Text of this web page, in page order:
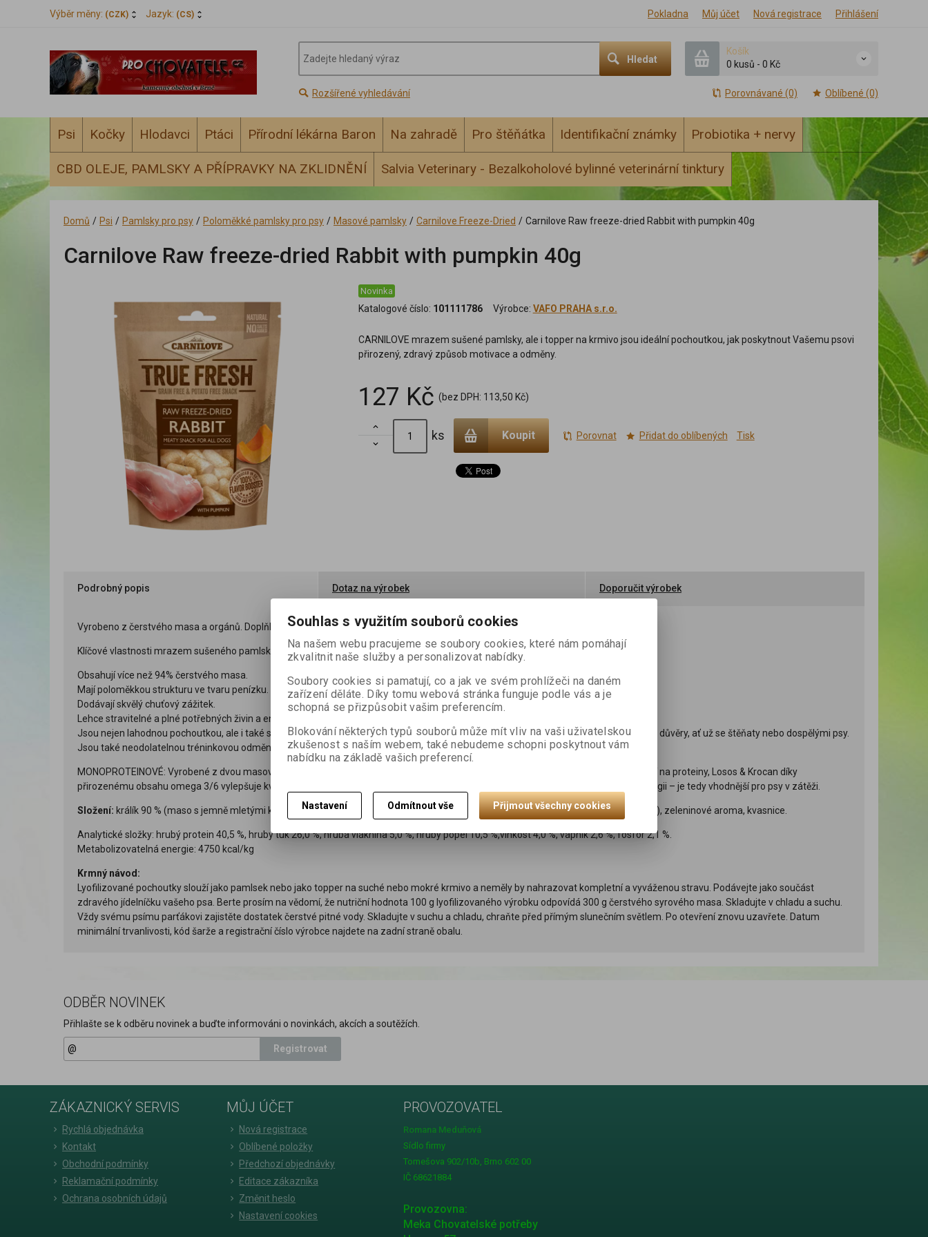
Výběr měny: (CZK) Jazyk: (CS) Pokladna Můj účet Nová registrace Přihlášení
Hledat
Košík
0 kusů - 0 Kč
Rozšířené vyhledávání Porovnávané (0) Oblíbené (0)
Psi Kočky Hlodavci Ptáci Přírodní lékárna Baron Na zahradě Pro štěňátka Identifikační známky Probiotika + nervy
CBD OLEJE, PAMLSKY A PŘÍPRAVKY NA ZKLIDNĚNÍ Salvia Veterinary - Bezalkoholové bylinné veterinární tinktury
Domů / Psi / Pamlsky pro psy / Poloměkké pamlsky pro psy / Masové pamlsky / Carnilove Freeze-Dried / Carnilove Raw freeze-dried Rabbit with pumpkin 40g
Carnilove Raw freeze-dried Rabbit with pumpkin 40g
Novinka
Katalogové číslo: 101111786 Výrobce: VAFO PRAHA s.r.o.
CARNILOVE mrazem sušené pamlsky, ale i topper na krmivo jsou ideální pochoutkou, jak poskytnout Vašemu psovi
přirozený, zdravý způsob motivace a odměny.
127 Kč (bez DPH: 113,50 Kč)


ks Koupit Porovnat Přidat do oblíbených Tisk
Podrobný popis Dotaz na výrobek Doporučit výrobek
Vyrobeno z čerstvého masa a orgánů. Doplňkové krmivo pro psy.
Klíčové vlastnosti mrazem sušeného pamlsku jsou:
Obsahují více než 94% čerstvého masa.
Mají poloměkkou strukturu ve tvaru penízku.
Dodávají skvělý chuťový zážitek.
Lehce stravitelné a plné potřebných živin a energie.
Jsou nejen lahodnou pochoutkou, ale i také skvělou odměnou a motivací, jakou můžete svému psovi dát. Ideální pro budování vztahu a důvěry, ať už se štěňaty nebo dospělými psy.
Jsou také neodolatelnou tréninkovou odměnou, kterou si zamiluje každý pes.
MONOPROTEINOVÉ: Vyrobené z dvou masových složek a určené pro dospělé psy ve variantách: Kachna & Kuře jsou lehce stravitelnější na proteiny, Losos & Krocan díky
přirozenému obsahu omega 3/6 vylepšuje kvalitu srsti a kůže psa, a Krůta & Zvěřina – tato varianta má vyšší metabolizovatelnou energii – je tedy vhodnější pro psy v zátěži.
Složení: králík 90 % (maso s jemně mletými kostmi, játra a srdce), dýně (4 %), hrachová vláknina, směs tokoferolů (přírodní konzervant), zeleninové aroma, kvasnice.
Analytické složky: hrubý protein 40,5 %, hrubý tuk 26,0 %, hrubá vláknina 5,0 %, hrubý popel 10,5 %,vlhkost 4,0 %, vápník 2,6 %, fosfor 2,1 %.
Metabolizovatelná energie: 4750 kcal/kg
Krmný návod:
Lyofilizované pochoutky slouží jako pamlsek nebo jako topper na suché nebo mokré krmivo a neměly by nahrazovat kompletní a vyváženou stravu. Podávejte jako součást
zdravého jídelníčku vašeho psa. Berte prosím na vědomí, že nutriční hodnota 100 g lyofilizovaného výrobku odpovídá 300 g čerstvého syrového masa. Skladujte v chladu a suchu.
Vždy svému psímu parťákovi zajistěte dostatek čerstvé pitné vody. Skladujte v suchu a chladu, chraňte před přímým slunečním světlem. Po otevření znovu uzavřete. Datum
minimální trvanlivosti, kód šarže a registrační číslo výrobce najdete na zadní straně obalu.
ODBĚR NOVINEK
Přihlašte se k odběru novinek a buďte informováni o novinkách, akcích a soutěžích.
Registrovat
ZÁKAZNICKÝ SERVIS
Rychlá objednávka
Kontakt
Obchodní podmínky
Reklamační podmínky
Ochrana osobních údajů
MŮJ ÚČET
Nová registrace
Oblíbené položky
Předchozí objednávky
Editace zákazníka
Změnit heslo
Nastavení cookies
PROVOZOVATEL
Romana Meduňová
Sídlo firmy
Tomešova 902/10b, Brno 602 00
IČ 68621884
Provozovna:
Meka Chovatelské potřeby
Souhlas s využitím souborů cookies
Na našem webu pracujeme se soubory cookies, které nám pomáhají
zkvalitnit naše služby a personalizovat nabídky.
Soubory cookies si pamatují, co a jak ve svém prohlížeči na daném
zařízení děláte. Díky tomu webová stránka funguje podle vás a je
schopná se přizpůsobit vašim preferencím.
Blokování některých typů souborů může mít vliv na vaši uživatelskou
zkušenost s naším webem, také nebudeme schopni poskytnout vám
nabídku na základě vašich preferencí.
Nastavení Odmítnout vše Přijmout všechny cookies